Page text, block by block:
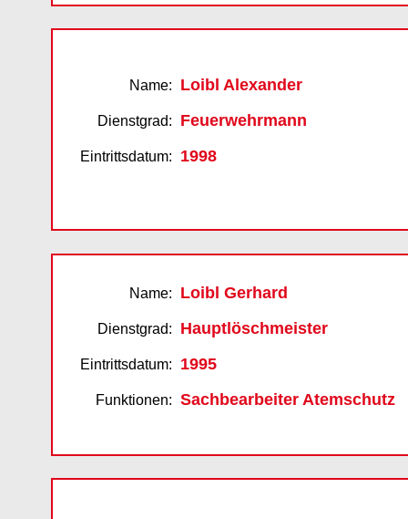
Name:
Dienstgrad:
Eintrittsdatum:
Loibl Alexander
Feuerwehrmann
1998
Name:
Dienstgrad:
Eintrittsdatum:
Funktionen:
Loibl Gerhard
Hauptlöschmeister
1995
Sachbearbeiter Atemschutz